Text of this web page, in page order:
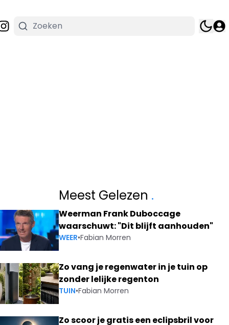
Meest Gelezen .
Weerman Frank Duboccage
waarschuwt: "Dit blijft aanhouden"
WEER•Fabian Morren
Zo vang je regenwater in je tuin op
zonder lelijke regenton
TUIN•Fabian Morren
Zo scoor je gratis een eclipsbril voor